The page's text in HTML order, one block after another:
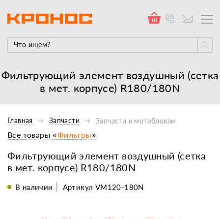
Фильтрующий элемент воздушный (сетка
в мет. корпусе) R180/180N
Главная Запчасти Запчасти к мотоблокам
Фильтрующий элемент воздушный (сетка
в мет. корпусе) R180/180N
Все товары «Фильтры»
В наличии Артикул VM120-180N